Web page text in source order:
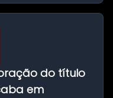
do título
em